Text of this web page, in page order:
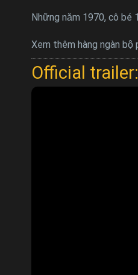
Những năm 1970, cô
Xem thêm hàng ngàn
Official trailer: